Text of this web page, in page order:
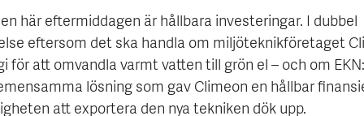
här eftermiddagen är hållbara investeringar. I dubbel
eftersom det ska handla om miljöteknikföretaget
för att omvandla varmt vatten till grön el – och om
lösning som gav Climeon en hållbar
att exportera den nya tekniken dök upp.